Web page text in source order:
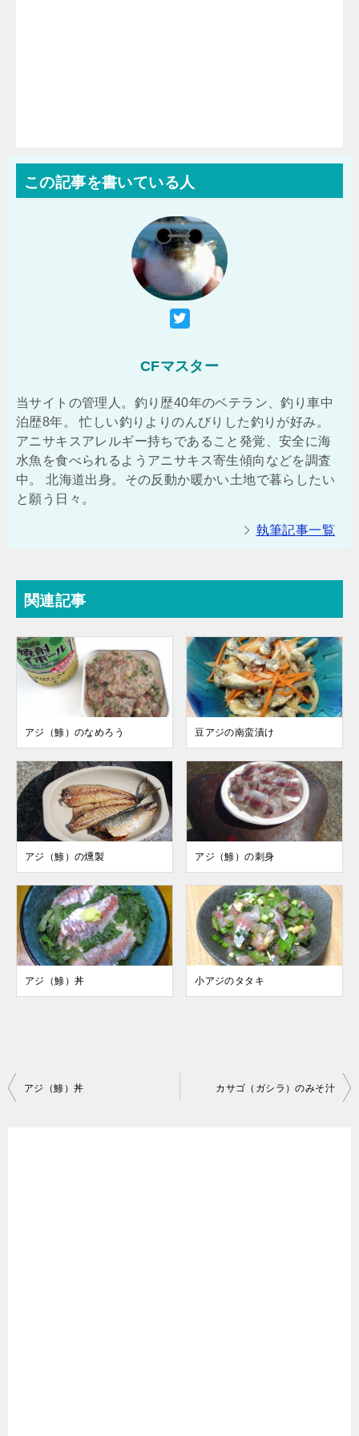
この記事を書いている人
CFマスター
当サイトの管理人。釣り歴40年のベテラン、釣り車中
泊歴8年。 忙しい釣りよりのんびりした釣りが好み。
アニサキスアレルギー持ちであること発覚、安全に海
水魚を食べられるようアニサキス寄生傾向などを調査
中。 北海道出身。その反動か暖かい土地で暮らしたい
と願う日々。
執筆記事一覧
関連記事
アジ（鯵）のなめろう 豆アジの南蛮漬け
アジ（鯵）の燻製 アジ（鯵）の刺身
アジ（鯵）丼 小アジのタタキ
投
アジ（鯵）丼 カサゴ（ガシラ）のみそ汁